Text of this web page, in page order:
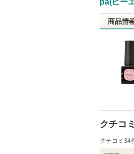
見る
商品情
クチコミ
クチコミ34